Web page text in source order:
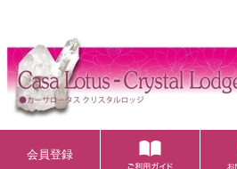
会員登録